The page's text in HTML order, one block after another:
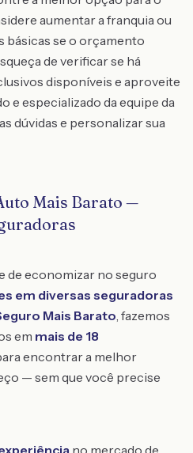
aumentar a franquia ou
se o orçamento
de verificar se há
disponíveis e aproveite
e especializado da equipe da
dúvidas e personalizar sua
Mais Barato —
de economizar no seguro
em diversas seguradoras
Mais Barato, fazemos
em mais de 18
encontrar a melhor
— sem que você precise
no mercado de